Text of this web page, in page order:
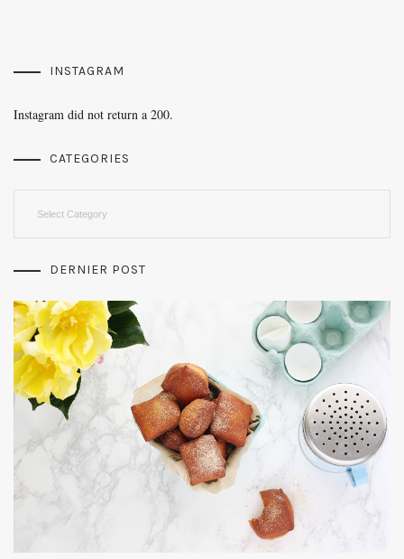
INSTAGRAM
Instagram did not return a 200.
CATEGORIES
DERNIER POST